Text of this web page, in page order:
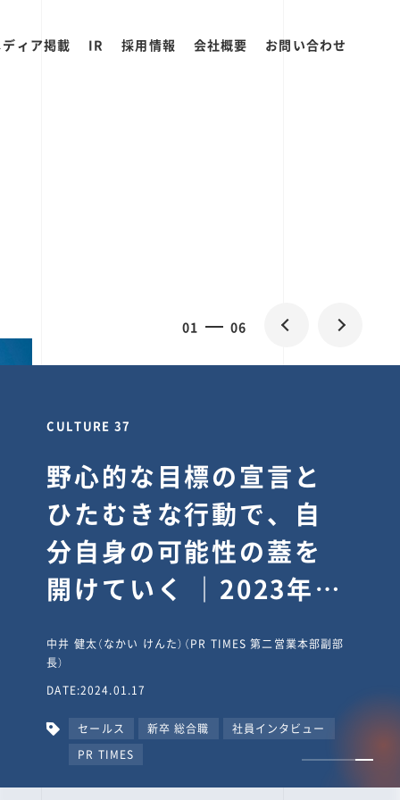
ィア掲載 IR 採用情報 会社概要 お問い合わせ
01 06